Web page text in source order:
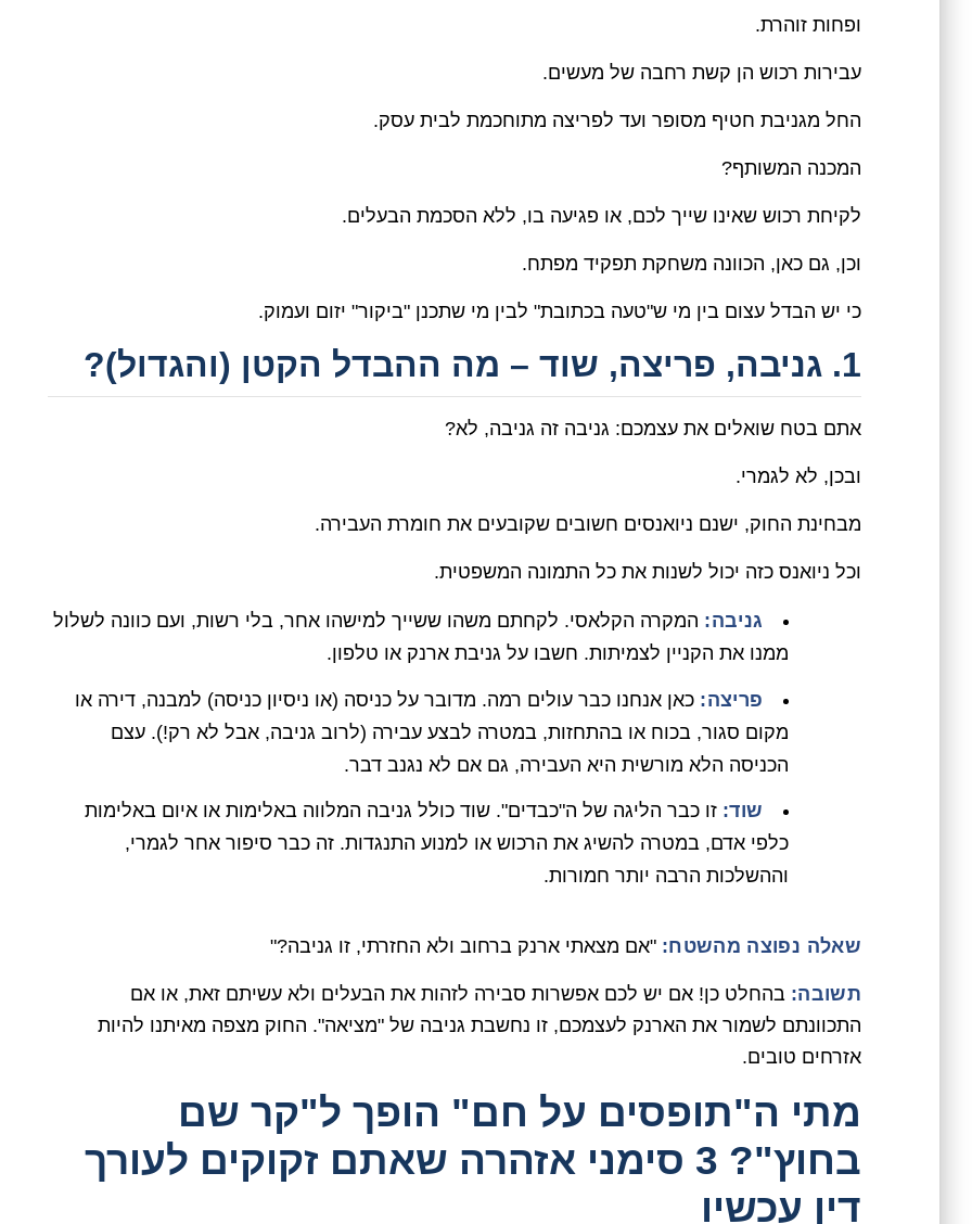
ופחות זוהרת.
עבירות רכוש הן קשת רחבה של מעשים.
החל מגניבת חטיף מסופר ועד לפריצה מתוחכמת לבית עסק.
המכנה המשותף?
לקיחת רכוש שאינו שייך לכם, או פגיעה בו, ללא הסכמת הבעלים.
וכן, גם כאן, הכוונה משחקת תפקיד מפתח.
כי יש הבדל עצום בין מי ש"טעה בכתובת" לבין מי שתכנן "ביקור" יזום ועמוק.
1. גניבה, פריצה, שוד – מה ההבדל הקטן (והגדול)?
אתם בטח שואלים את עצמכם: גניבה זה גניבה, לא?
ובכן, לא לגמרי.
מבחינת החוק, ישנם ניואנסים חשובים שקובעים את חומרת העבירה.
וכל ניואנס כזה יכול לשנות את כל התמונה המשפטית.
גניבה: המקרה הקלאסי. לקחתם משהו ששייך למישהו אחר, בלי רשות, ועם כוונה לשלול
ממנו את הקניין לצמיתות. חשבו על גניבת ארנק או טלפון.
פריצה: כאן אנחנו כבר עולים רמה. מדובר על כניסה (או ניסיון כניסה) למבנה, דירה או
מקום סגור, בכוח או בהתחזות, במטרה לבצע עבירה (לרוב גניבה, אבל לא רק!). עצם
הכניסה הלא מורשית היא העבירה, גם אם לא נגנב דבר.
שוד: זו כבר הליגה של ה"כבדים". שוד כולל גניבה המלווה באלימות או איום באלימות
כלפי אדם, במטרה להשיג את הרכוש או למנוע התנגדות. זה כבר סיפור אחר לגמרי,
וההשלכות הרבה יותר חמורות.
שאלה נפוצה מהשטח: "אם מצאתי ארנק ברחוב ולא החזרתי, זו גניבה?"
תשובה: בהחלט כן! אם יש לכם אפשרות סבירה לזהות את הבעלים ולא עשיתם זאת, או אם
התכוונתם לשמור את הארנק לעצמכם, זו נחשבת גניבה של "מציאה". החוק מצפה מאיתנו להיות
אזרחים טובים.
מתי ה"תופסים על חם" הופך ל"קר שם
בחוץ"? 3 סימני אזהרה שאתם זקוקים לעורך
דין עכשיו